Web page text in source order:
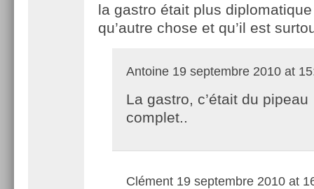
la gastro était plus diplomatique
qu’autre chose et qu’il est
Antoine 19 septembre 2010 at
La gastro, c’était du pipeau
complet..
Clément 19 septembre 2010 at